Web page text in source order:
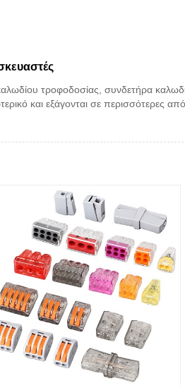
καλωδίου τροφοδοσίας, συνδετήρα
και εξάγονται σε